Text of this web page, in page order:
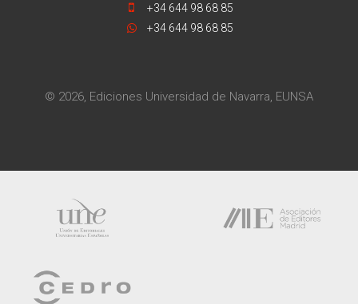
+34 644 98 68 85
+34 644 98 68 85
© 2026, Ediciones Universidad de Navarra, EUNSA